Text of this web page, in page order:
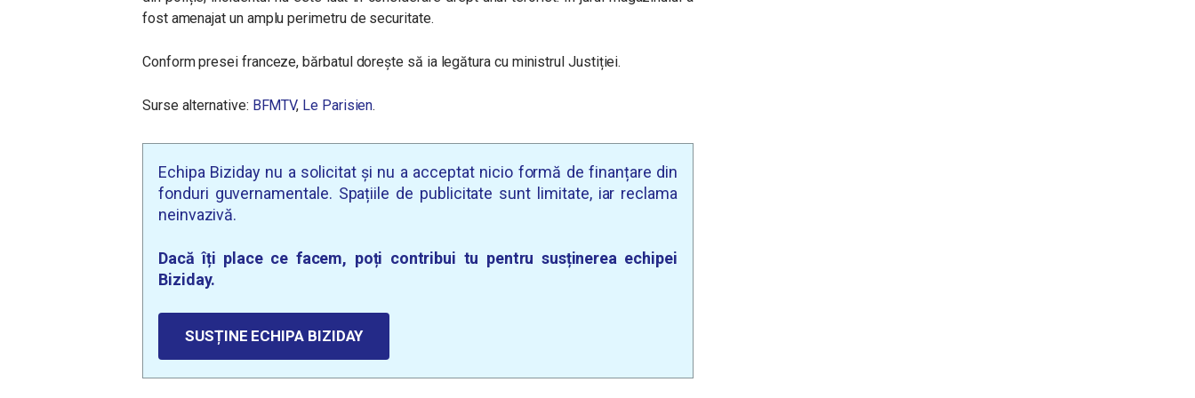
fost amenajat un amplu perimetru de securitate.
Conform presei franceze, bărbatul dorește să ia legătura cu ministrul Justiției.
Surse alternative: BFMTV, Le Parisien.
Echipa Biziday nu a solicitat și nu a acceptat nicio formă de finanțare din
fonduri guvernamentale. Spațiile de publicitate sunt limitate, iar reclama
neinvazivă.
Dacă îți place ce facem, poți contribui tu pentru susținerea echipei
Biziday.
SUSȚINE ECHIPA BIZIDAY